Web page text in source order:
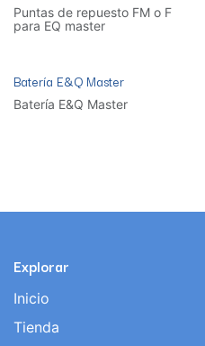
Puntas de repuesto FM o F
para EQ master
Batería E&Q Master
Batería E&Q Master
Explorar
Inicio
Tienda